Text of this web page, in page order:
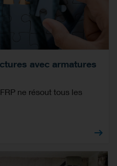
avec armatures
ne résout tous les